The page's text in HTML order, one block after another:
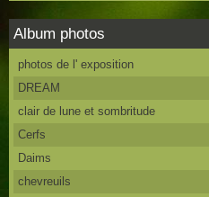
Album photos
photos de l' exposition
DREAM
clair de lune et sombritude
Cerfs
Daims
chevreuils